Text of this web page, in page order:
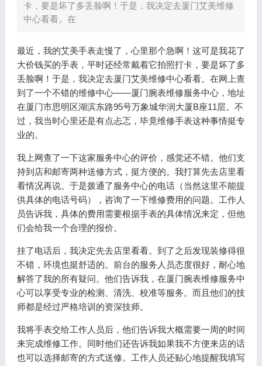
卡，要是坏了多丢脸啊！于是，我决定去厦门艾美维修
中心看看。在
最近，我的艾美手表走慢了，心里那个急啊！这可是我花了
大价钱买的手表，平时还经常戴着它拍照打卡，要是坏了多
丢脸啊！于是，我决定去厦门艾美维修中心看看。在网上查
到了一个不错的维修中心——厦门腕表维修服务中心，地址
在厦门市思明区湖滨东路95号万象城华润大厦B座11层。不
过，我当时心里还是有点忐忑，毕竟维修手表这种事情挺专
业的。
我上网查了一下这家服务中心的评价，感觉还不错。他们支
持到店和邮寄两种送修方式，挺方便的。我打算先去店里看
看情况再说。于是拨通了服务中心的电话（当然这里不能提
供具体的电话号码），咨询了一下维修费用的问题。工作人
员告诉我，具体的费用需要根据手表的具体情况来定，但他
们会给我一个合理的报价。
挂了电话后，我决定先去店里看看。到了之后发现装修得很
不错，环境也挺舒适的。前台的服务人员态度很好，耐心地
解答了我的所有疑问。他们告诉我，在厦门腕表维修服务中
心可以享受专业的检测、清洗、校准等服务。而且他们的技
师都是经过严格培训的资深技师。
我将手表交给工作人员后，他们告诉我大概需要一周的时间
来完成维修工作。同时他们还告诉我如果我不方便来店的话
也可以选择邮寄的方式送修。工作人员还贴心地提醒我填写